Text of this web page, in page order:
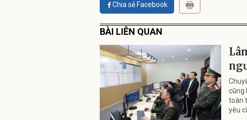
Chia sẻ Facebook
BÀI LIÊN QUAN
cũng
toàn
yêu